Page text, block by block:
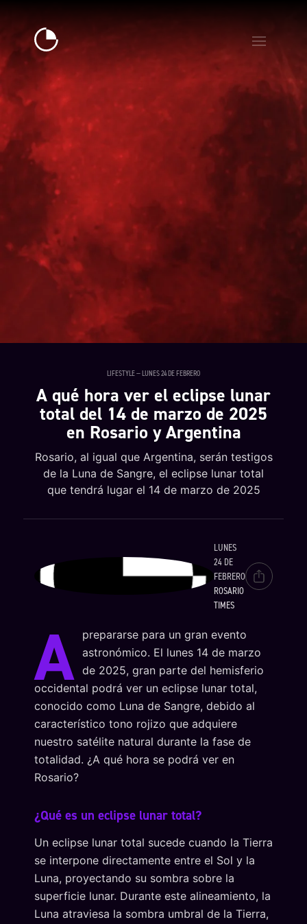
LIFESTYLE — LUNES 24 DE FEBRERO
A qué hora ver el eclipse lunar
total del 14 de marzo de 2025
en Rosario y Argentina
Rosario, al igual que Argentina, serán testigos
de la Luna de Sangre, el eclipse lunar total
que tendrá lugar el 14 de marzo de 2025
LUNES
24 DE
FEBRERO
ROSARIO
TIMES
A
prepararse para un gran evento
astronómico. El lunes 14 de marzo
de 2025, gran parte del hemisferio
occidental podrá ver un eclipse lunar total,
conocido como Luna de Sangre, debido al
característico tono rojizo que adquiere
nuestro satélite natural durante la fase de
totalidad. ¿A qué hora se podrá ver en
Rosario?
¿Qué es un eclipse lunar total?
Un eclipse lunar total sucede cuando la Tierra
se interpone directamente entre el Sol y la
Luna, proyectando su sombra sobre la
superficie lunar. Durante este alineamiento, la
Luna atraviesa la sombra umbral de la Tierra,